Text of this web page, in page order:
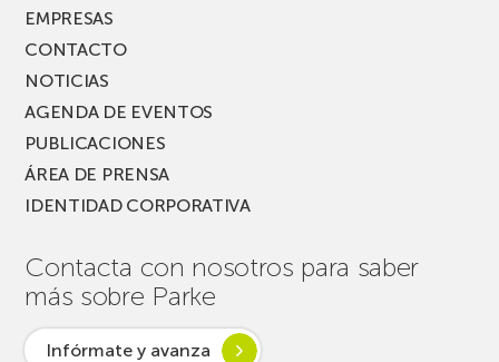
EMPRESAS
CONTACTO
NOTICIAS
AGENDA DE EVENTOS
PUBLICACIONES
ÁREA DE PRENSA
IDENTIDAD CORPORATIVA
Contacta con nosotros para saber
más sobre Parke
Infórmate y avanza